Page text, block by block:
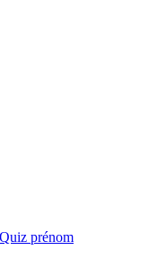
Quiz prénom